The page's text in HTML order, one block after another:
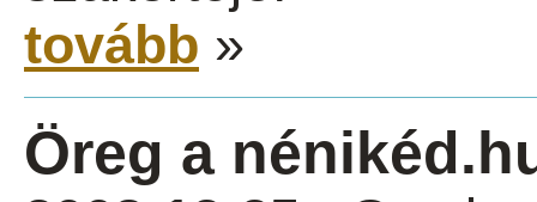
tovább »
Öreg a